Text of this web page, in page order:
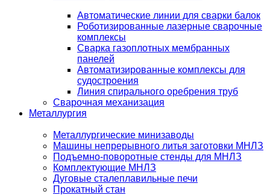
Автоматические линии для сварки балок
Роботизированные лазерные сварочные
комплексы
Сварка газоплотных мембранных
панелей
Автоматизированные комплексы для
судостроения
Линия спирального оребрения труб
Сварочная механизация
Металлургия
Металлургические минизаводы
Машины непрерывного литья заготовки МНЛЗ
Подъемно-поворотные стенды для МНЛЗ
Комплектующие МНЛЗ
Дуговые сталеплавильные печи
Прокатный стан